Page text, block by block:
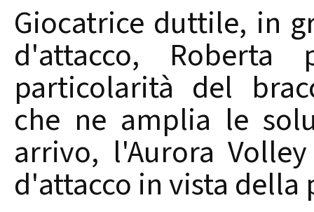
Giocatrice duttile, in
d'attacco,
particolarità del
che ne amplia le
arrivo, l'Aurora
d'attacco in vista della